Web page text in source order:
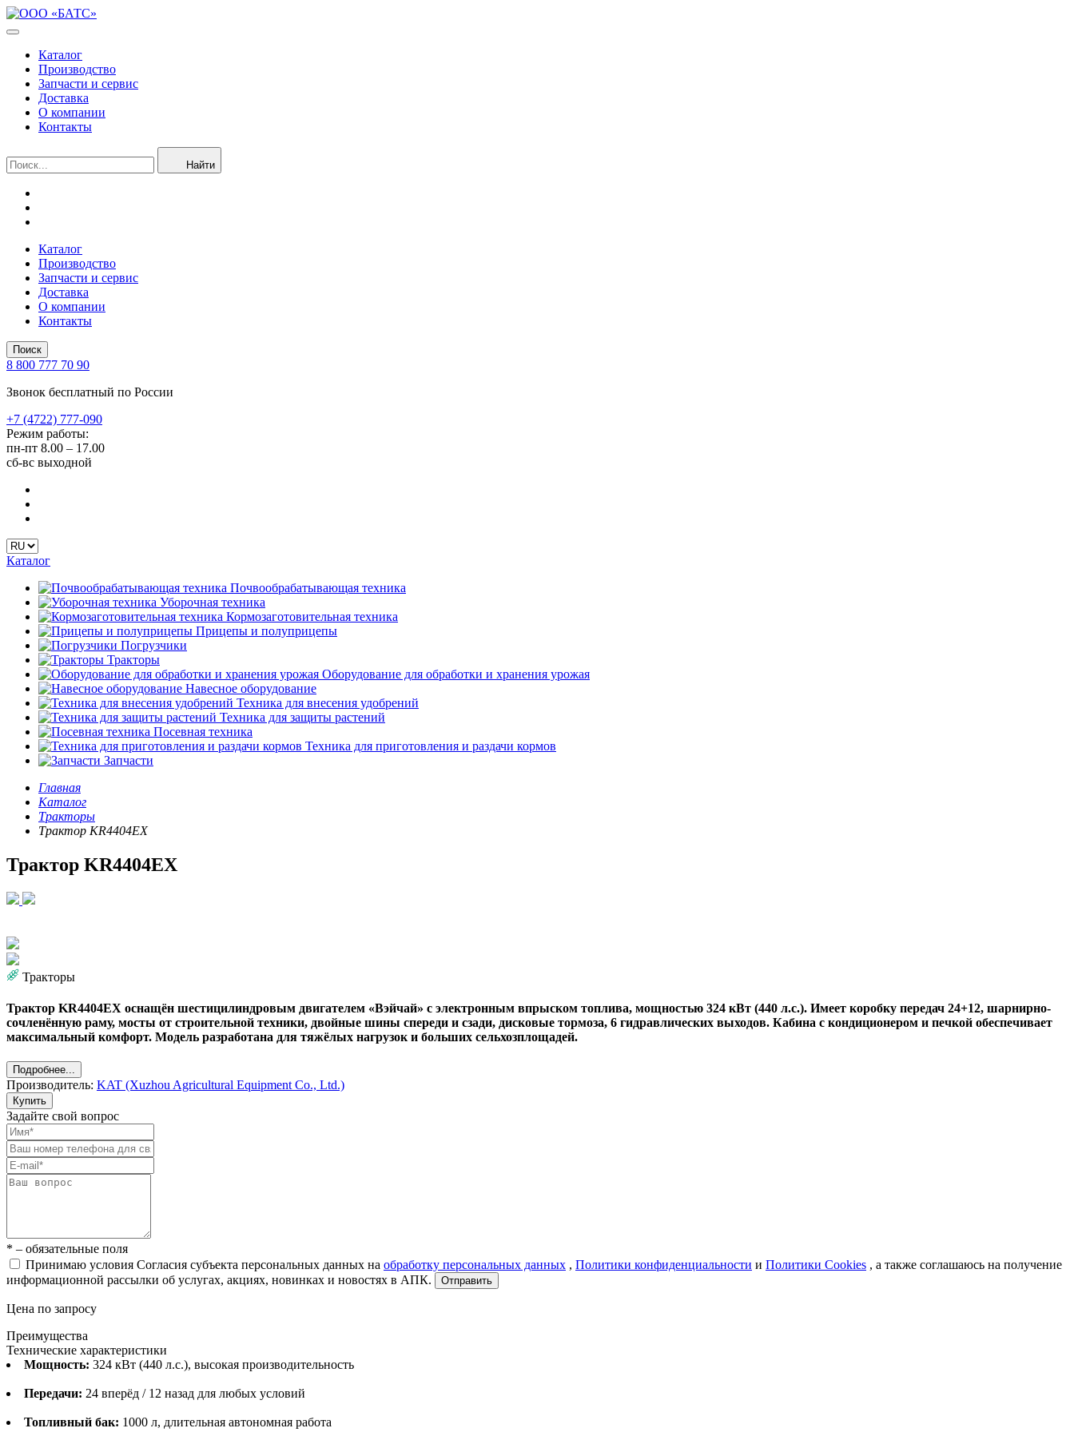
Каталог
Производство
Запчасти и сервис
Доставка
О компании
Контакты
Найти
Каталог
Производство
Запчасти и сервис
Доставка
О компании
Контакты
Поиск
8 800 777 70 90
Звонок бесплатный по России
+7 (4722) 777-090
Режим работы:
пн-пт 8.00 – 17.00
сб-вс выходной
Каталог
Почвообрабатывающая техника
Уборочная техника
Кормозаготовительная техника
Прицепы и полуприцепы
Погрузчики
Тракторы
Оборудование для обработки и хранения урожая
Навесное оборудование
Техника для внесения удобрений
Техника для защиты растений
Посевная техника
Техника для приготовления и раздачи кормов
Запчасти
Главная
Каталог
Тракторы
Трактор KR4404EX
Трактор KR4404EX
Тракторы
Трактор KR4404EX оснащён шестицилиндровым двигателем «Вэйчай» с электронным впрыском топлива, мощностью 324 кВт (440 л.с.). Имеет коробку передач 24+12, шарнирно-
сочленённую раму, мосты от строительной техники, двойные шины спереди и сзади, дисковые тормоза, 6 гидравлических выходов. Кабина с кондиционером и печкой обеспечивает
максимальный комфорт. Модель разработана для тяжёлых нагрузок и больших сельхозплощадей.
Подробнее...
Производитель: KAT (Xuzhou Agricultural Equipment Co., Ltd.)
Купить
Задайте свой вопрос
* – обязательные поля
Принимаю условия Согласия субъекта персональных данных на обработку персональных данных , Политики конфиденциальности и Политики Cookies , а также соглашаюсь на получение
информационной рассылки об услугах, акциях, новинках и новостях в АПК.
Отправить
Цена по запросу
Преимущества
Технические характеристики
Мощность: 324 кВт (440 л.с.), высокая производительность
Передачи: 24 вперёд / 12 назад для любых условий
Топливный бак: 1000 л, длительная автономная работа